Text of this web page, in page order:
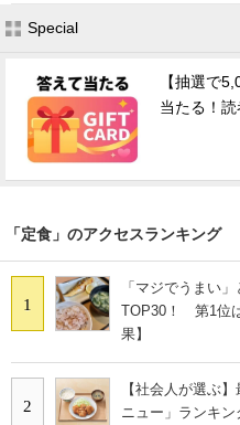
Special
【抽選で
当たる！
「定食」のアクセスランキング
1
「マジでうまい
TOP30！ 第1位
果】
2
【社会人が選ぶ
ニュー」ランキ